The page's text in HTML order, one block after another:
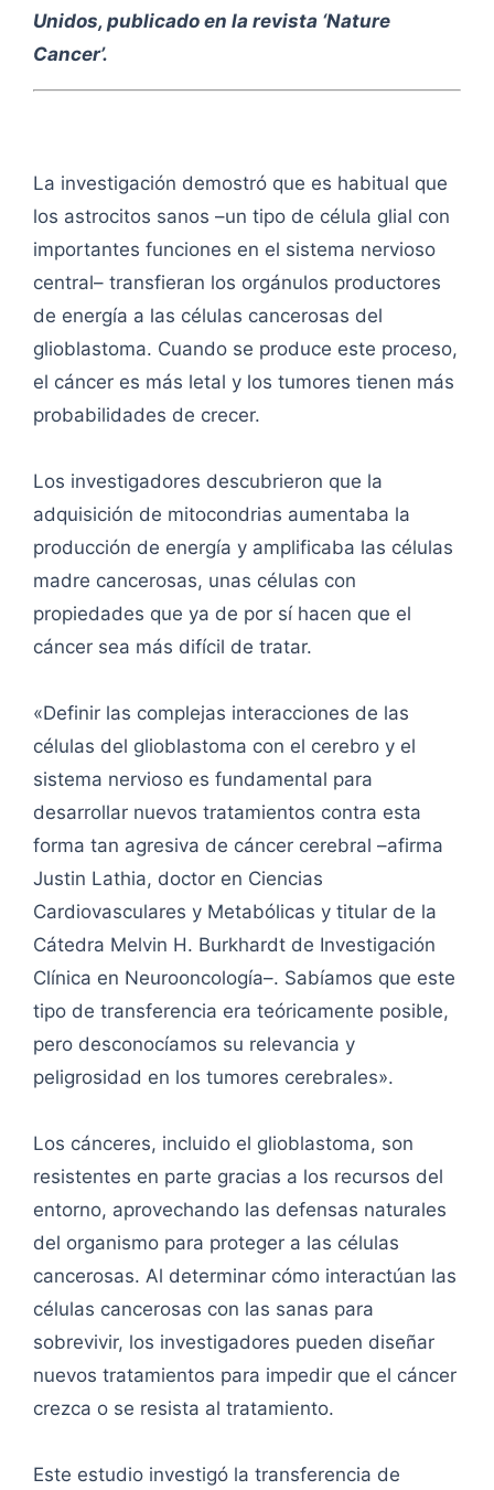
Unidos, publicado en la revista ‘Nature
Cancer’.
La investigación demostró que es habitual que
los astrocitos sanos –un tipo de célula glial con
importantes funciones en el sistema nervioso
central– transfieran los orgánulos productores
de energía a las células cancerosas del
glioblastoma. Cuando se produce este proceso,
el cáncer es más letal y los tumores tienen más
probabilidades de crecer.
Los investigadores descubrieron que la
adquisición de mitocondrias aumentaba la
producción de energía y amplificaba las células
madre cancerosas, unas células con
propiedades que ya de por sí hacen que el
cáncer sea más difícil de tratar.
«Definir las complejas interacciones de las
células del glioblastoma con el cerebro y el
sistema nervioso es fundamental para
desarrollar nuevos tratamientos contra esta
forma tan agresiva de cáncer cerebral –afirma
Justin Lathia, doctor en Ciencias
Cardiovasculares y Metabólicas y titular de la
Cátedra Melvin H. Burkhardt de Investigación
Clínica en Neurooncología–. Sabíamos que este
tipo de transferencia era teóricamente posible,
pero desconocíamos su relevancia y
peligrosidad en los tumores cerebrales».
Los cánceres, incluido el glioblastoma, son
resistentes en parte gracias a los recursos del
entorno, aprovechando las defensas naturales
del organismo para proteger a las células
cancerosas. Al determinar cómo interactúan las
células cancerosas con las sanas para
sobrevivir, los investigadores pueden diseñar
nuevos tratamientos para impedir que el cáncer
crezca o se resista al tratamiento.
Este estudio investigó la transferencia de